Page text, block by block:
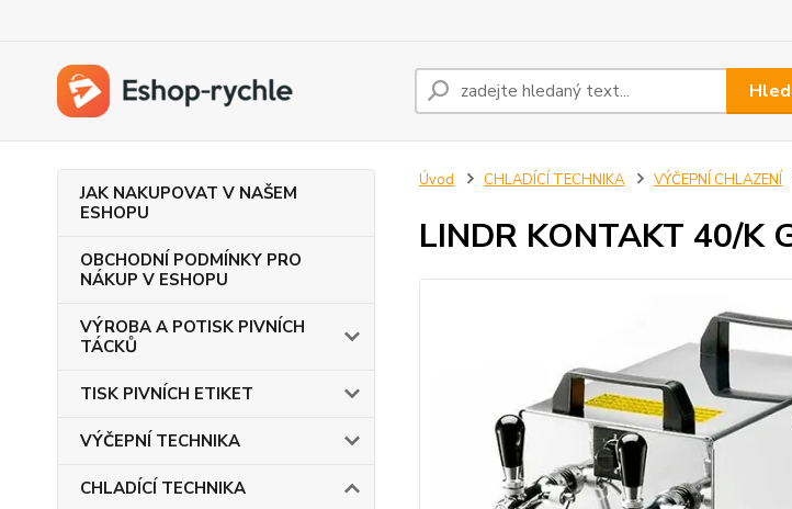
JAK NAKUPOVAT V NAŠEM
ESHOPU
OBCHODNÍ PODMÍNKY PRO
NÁKUP V ESHOPU
VÝROBA A POTISK PIVNÍCH
TÁCKŮ
TISK PIVNÍCH ETIKET
VÝČEPNÍ TECHNIKA
CHLADÍCÍ TECHNIKA
Úvod CHLADÍCÍ TECHNIKA VÝČEPNÍ CHLAZENÍ
LINDR KONTAKT 40/K